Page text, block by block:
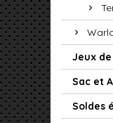
Jeux
Sac et
Soldes